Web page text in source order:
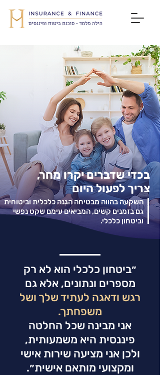
בכדי שדברים יקרו מחר,
צריך לפעול היום
השקעה בהווה מבטיחה הגנה כלכלית וביטוחית
גם בזמנים קשים,המביאים עימם שקט נפשי
וביטחון כלכלי.
״ביטחון כלכלי הוא לא רק
מספרים ונתונים, אלא גם
רגש ודאגה לעתיד שלך ושל
משפחתך.
אני מבינה שכל החלטה
פיננסית היא משמעותית,
ולכן אני מציעה שירות אישי
ומקצועי מותאם אישית״.